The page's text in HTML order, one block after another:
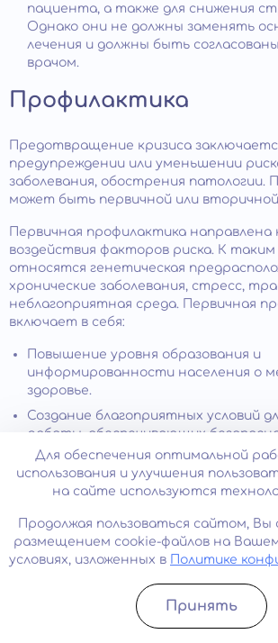
пациента, а также для снижения
Однако они не должны заменять
лечения и должны быть
врачом.
Профилактика
Предотвращение кризиса
предупреждении или уменьшении
заболевания, обострения патологии.
может быть первичной или
Первичная профилактика направлена
воздействия факторов риска. К
относятся генетическая
хронические заболевания, стресс,
неблагоприятная среда. Первичная
включает в себя:
Повышение уровня образования и
информированности населения о
здоровье.
Создание благоприятных условий
работы, обеспечивающих
социальную поддержку и
потребностей человека.
Формирование здорового образа
сбалансированное питание, отказ
привычек, достаточный сон и
стрессов
–
самоконтроля, оптимизма,
Записатьcя
Для обеспечения оптимальной
использования и улучшения
на сайте используются
Продолжая пользоваться сайтом, Вы
размещением cookie-файлов на
условиях, изложенных в
Политике
Принять